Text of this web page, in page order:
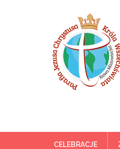
Parafia
CELEBRACJE